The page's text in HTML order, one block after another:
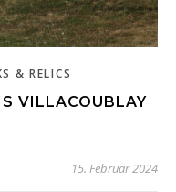
& RELICS
VILLACOUBLAY
15. Februar 2024